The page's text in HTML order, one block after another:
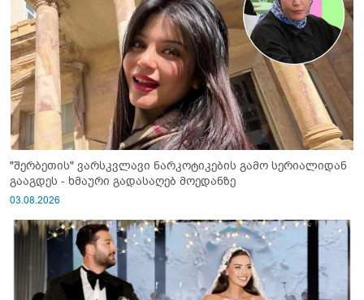
"შერბეთის" ვარსკვლავი ნარკოტიკების გამო სერიალიდან
გააგდეს - ხმაური გადასაღებ მოედანზე
03.08.2026